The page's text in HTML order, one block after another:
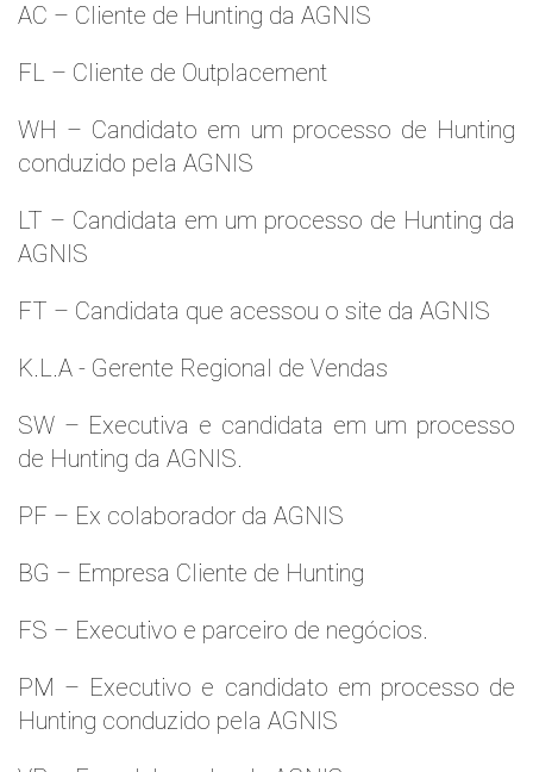
AC – Cliente de Hunting da AGNIS
FL – Cliente de Outplacement
WH – Candidato em um processo de Hunting
conduzido pela AGNIS
LT – Candidata em um processo de Hunting da
AGNIS
FT – Candidata que acessou o site da AGNIS
K.L.A - Gerente Regional de Vendas
SW – Executiva e candidata em um processo
de Hunting da AGNIS.
PF – Ex colaborador da AGNIS
BG – Empresa Cliente de Hunting
FS – Executivo e parceiro de negócios.
PM – Executivo e candidato em processo de
Hunting conduzido pela AGNIS